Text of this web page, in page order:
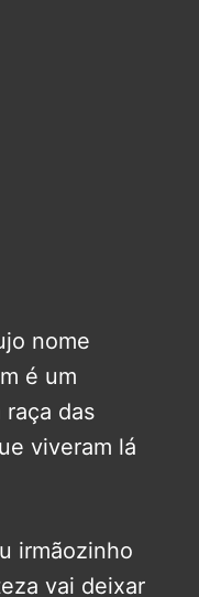
nome
é um
raça das
viveram lá
irmãozinho
vai deixar